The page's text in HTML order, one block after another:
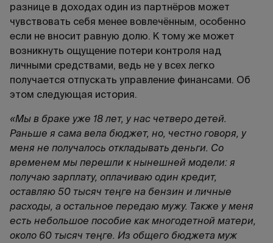
разнице в доходах один из партнёров может
чувствовать себя менее вовлечённым, особенно
если не вносит равную долю. К тому же может
возникнуть ощущение потери контроля над
личными средствами, ведь не у всех легко
получается отпускать управление финансами. Об
этом следующая история.
«Мы в браке уже 18 лет, у нас четверо детей.
Раньше я сама вела бюджет, но, честно говоря, у
меня не получалось откладывать деньги. Со
временем мы перешли к нынешней модели: я
получаю зарплату, оплачиваю один кредит,
оставляю 50 тысяч теңге на бензин и личные
расходы, а остальное передаю мужу. Также у меня
есть небольшое пособие как многодетной матери,
около 60 тысяч теңге. Из общего бюджета муж